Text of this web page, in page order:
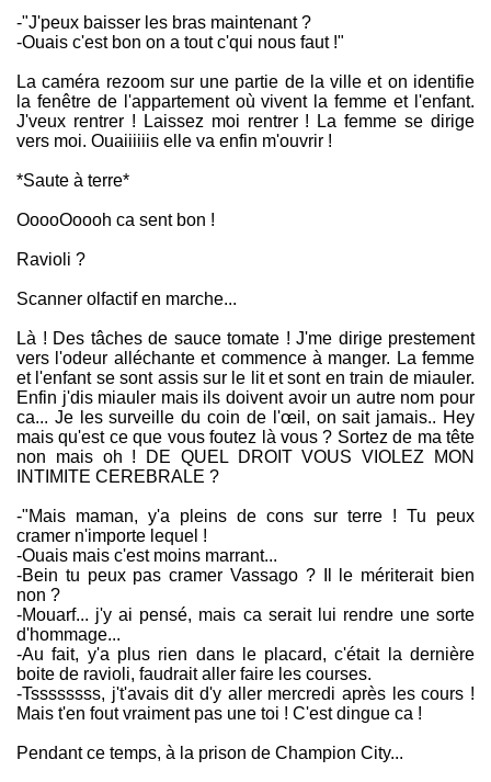
-"J'peux baisser les bras maintenant ?
-Ouais c'est bon on a tout c'qui nous faut !"
La caméra rezoom sur une partie de la ville et on identifie
la fenêtre de l'appartement où vivent la femme et l'enfant.
J'veux rentrer ! Laissez moi rentrer ! La femme se dirige
vers moi. Ouaiiiiiis elle va enfin m'ouvrir !
*Saute à terre*
OoooOoooh ca sent bon !
Ravioli ?
Scanner olfactif en marche...
Là ! Des tâches de sauce tomate ! J'me dirige prestement
vers l'odeur alléchante et commence à manger. La femme
et l'enfant se sont assis sur le lit et sont en train de miauler.
Enfin j'dis miauler mais ils doivent avoir un autre nom pour
ca... Je les surveille du coin de l'œil, on sait jamais.. Hey
mais qu'est ce que vous foutez là vous ? Sortez de ma tête
non mais oh ! DE QUEL DROIT VOUS VIOLEZ MON
INTIMITE CEREBRALE ?
-"Mais maman, y'a pleins de cons sur terre ! Tu peux
cramer n'importe lequel !
-Ouais mais c'est moins marrant...
-Bein tu peux pas cramer Vassago ? Il le mériterait bien
non ?
-Mouarf... j'y ai pensé, mais ca serait lui rendre une sorte
d'hommage...
-Au fait, y'a plus rien dans le placard, c'était la dernière
boite de ravioli, faudrait aller faire les courses.
-Tssssssss, j't'avais dit d'y aller mercredi après les cours !
Mais t'en fout vraiment pas une toi ! C'est dingue ca !
Pendant ce temps, à la prison de Champion City...